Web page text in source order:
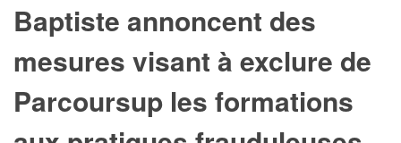
Baptiste annoncent des
mesures visant à exclure de
Parcoursup les formations